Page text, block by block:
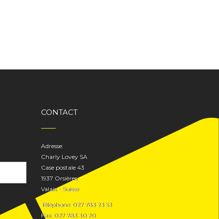
CONTACT
Adresse:
Charly Lovey SA
Case postale 43
1937 Orsières
Valais - Suisse
Téléphone: 027 783 23 53
Fax: 027 783 30 20